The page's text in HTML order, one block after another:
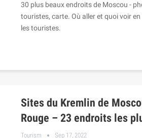
30 plus beaux endroits de Moscou -
touristes, carte. Où aller et quoi voir
les touristes.
Sites du Kremlin de
Rouge – 23 endroits les
Tourism Sep 17, 2022